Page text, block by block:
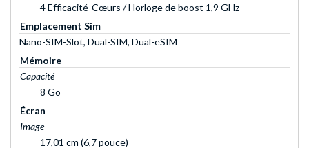
4 Efficacité-Cœurs / Horloge de boost 1,9 GHz
Emplacement Sim
Nano-SIM-Slot, Dual-SIM, Dual-eSIM
Mémoire
Capacité
8 Go
Écran
Image
17,01 cm (6,7 pouce)